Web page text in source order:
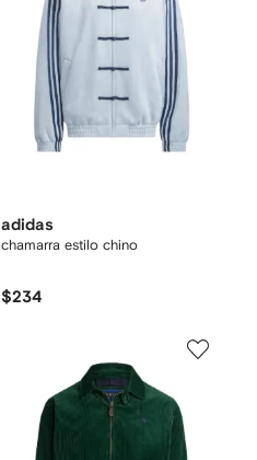
adidas
chamarra estilo chino
$234